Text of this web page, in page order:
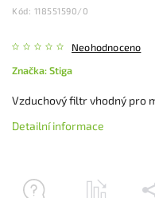
Kód: 118551590/0
Neohodnoceno
Značka:Stiga
Vzduchový filtr vhodný pro
Detailní informace